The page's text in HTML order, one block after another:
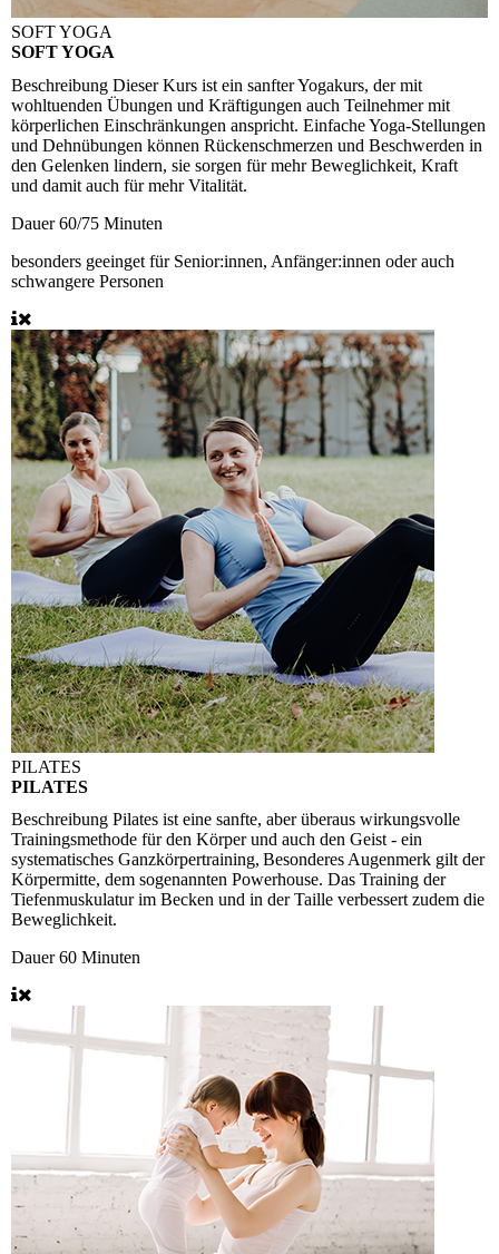
SOFT YOGA
SOFT YOGA
Beschreibung Dieser Kurs ist ein sanfter Yogakurs, der mit
wohltuenden Übungen und Kräftigungen auch Teilnehmer mit
körperlichen Einschränkungen anspricht. Einfache Yoga-Stellungen
und Dehnübungen können Rückenschmerzen und Beschwerden in
den Gelenken lindern, sie sorgen für mehr Beweglichkeit, Kraft
und damit auch für mehr Vitalität.
Dauer60/75 Minuten
besonders geeinget für Senior:innen, Anfänger:innen oder auch
schwangere Personen
PILATES
PILATES
Beschreibung Pilates ist eine sanfte, aber überaus wirkungsvolle
Trainingsmethode für den Körper und auch den Geist - ein
systematisches Ganzkörpertraining, Besonderes Augenmerk gilt der
Körpermitte, dem sogenannten Powerhouse. Das Training der
Tiefenmuskulatur im Becken und in der Taille verbessert zudem die
Beweglichkeit.
Dauer60 Minuten